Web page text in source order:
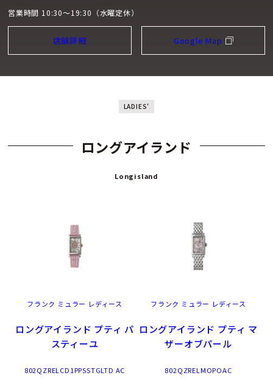
営業時間 10:30～19:30（水曜定休）
店舗詳細 Google Map
LADIES'
ロングアイランド
Longisland
フランク ミュラー レディース
ロングアイランド プティ パ
スティーユ
802QZRELCD1PPSSTGLTD AC
フランク ミュラー レディース
ロングアイランド プティ マ
ザーオブパール
802QZRELMOPOAC